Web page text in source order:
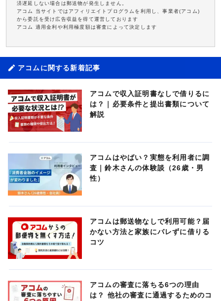
済遅延しない場合は郵送物が発生しません。
アコム 当サイトではアフィリエイトプログラムを利用し、事業者(アコム)
から委託を受け広告収益を得て運営しております
アコム 適用金利や利用極度額は審査によって決定します
アコムに関する新着記事
アコムで収入証明書なしで借りるに
は？｜必要条件と提出書類について
解説
アコムはやばい？実態を利用者に調
査｜鈴木さんの体験談（26歳・男
性）
アコムは郵送物なしで利用可能？届
かない方法と家族にバレずに借りる
コツ
アコムの審査に落ちる6つの理由
は？ 他社の審査に通過するためのコ